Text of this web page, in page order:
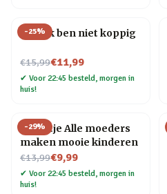
-25%
Mok Ik ben niet koppig
€15,99
Nu voor€11,99
✔ Voor 22:45 besteld, morgen in
huis!
-29%
Tegeltje Alle moeders
maken mooie kinderen
€13,99
Nu voor€9,99
✔ Voor 22:45 besteld, morgen in
huis!